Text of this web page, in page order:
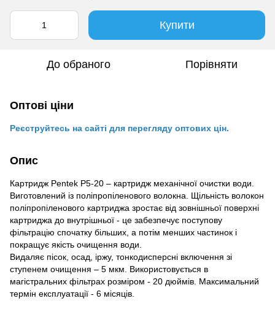
Купити
До обраного Порівняти
Оптові ціни
Реєструйтесь на сайті для перегляду оптових цін.
Опис
Картридж Pentek P5-20 – картридж механічної очистки води.
Виготовлений із поліпропіленового волокна. Щільність волокон
поліпропіленового картриджа зростає від зовнішньої поверхні
картриджа до внутрішньої - це забезпечує поступову
фільтрацію спочатку більших, а потім менших частинок і
покращує якість очищення води.
Видаляє пісок, осад, іржу, тонкодисперсні включення зі
ступенем очищення – 5 мкм. Використовується в
магістральних фільтрах розміром - 20 дюймів. Максимальний
термін експлуатації - 6 місяців.